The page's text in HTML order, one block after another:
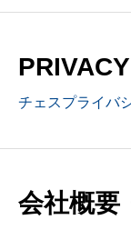
チェスプライバ
会社概要